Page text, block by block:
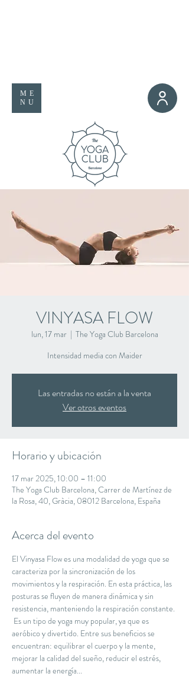
ME
NU
VINYASA FLOW
lun, 17 mar
  |
The Yoga Club Barcelona
Intensidad media con Maider
Las entradas no están a la venta
Ver otros eventos
Horario y ubicación
17 mar 2025, 10:00 – 11:00
The Yoga Club Barcelona, Carrer de Martínez de
la Rosa, 40, Gràcia, 08012 Barcelona, España
Acerca del evento
El Vinyasa Flow es una modalidad de yoga que se
caracteriza por la sincronización de los
movimientos y la respiración. En esta práctica, las
posturas se fluyen de manera dinámica y sin
resistencia, manteniendo la respiración constante.
Es un tipo de yoga muy popular, ya que es
aeróbico y divertido. Entre sus beneficios se
encuentran: equilibrar el cuerpo y la mente,
mejorar la calidad del sueño, reducir el estrés,
aumentar la energía...